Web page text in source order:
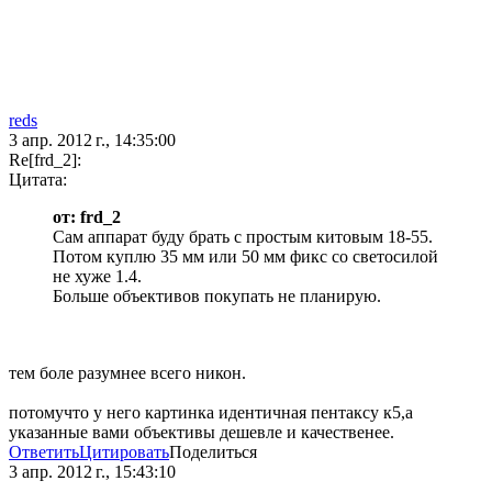
reds
3 апр. 2012 г., 14:35:00
Re[frd_2]:
Цитата:
от: frd_2
Сам аппарат буду брать с простым китовым 18-55.
Потом куплю 35 мм или 50 мм фикс со светосилой
не хуже 1.4.
Больше объективов покупать не планирую.
тем боле разумнее всего никон.
потомучто у него картинка идентичная пентаксу к5,а
указанные вами объективы дешевле и качественее.
ОтветитьЦитироватьПоделиться
3 апр. 2012 г., 15:43:10